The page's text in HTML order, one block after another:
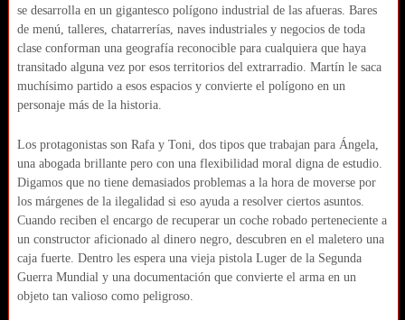
se desarrolla en un gigantesco polígono industrial de las afueras. Bares
de menú, talleres, chatarrerías, naves industriales y negocios de toda
clase conforman una geografía reconocible para cualquiera que haya
transitado alguna vez por esos territorios del extrarradio. Martín le saca
muchísimo partido a esos espacios y convierte el polígono en un
personaje más de la historia.
Los protagonistas son Rafa y Toni, dos tipos que trabajan para Ángela,
una abogada brillante pero con una flexibilidad moral digna de estudio.
Digamos que no tiene demasiados problemas a la hora de moverse por
los márgenes de la ilegalidad si eso ayuda a resolver ciertos asuntos.
Cuando reciben el encargo de recuperar un coche robado perteneciente a
un constructor aficionado al dinero negro, descubren en el maletero una
caja fuerte. Dentro les espera una vieja pistola Luger de la Segunda
Guerra Mundial y una documentación que convierte el arma en un
objeto tan valioso como peligroso.